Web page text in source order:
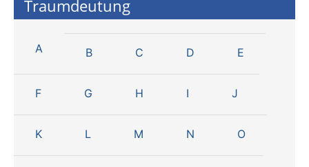
Traumdeutung
A B C D E
F G H I J
K L M N O